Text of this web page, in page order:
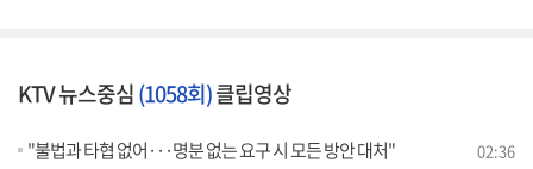
KTV 뉴스중심(1058회)클립영상
"불법과 타협 없어···명분 없는 요구 시 모든 방안 대처" 02:36